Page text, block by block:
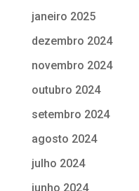
janeiro 2025
dezembro 2024
novembro 2024
outubro 2024
setembro 2024
agosto 2024
julho 2024
junho 2024